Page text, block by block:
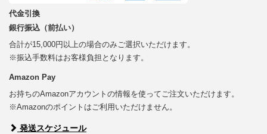
代金引換
銀行振込（前払い）
合計が15,000円以上の場合のみご選択いただけます。
※振込手数料はお客様負担となります。
Amazon Pay
お持ちのAmazonアカウントの情報を使ってご注文いただけます。
※Amazonのポイントはご利用いただけません。
発送スケジュール